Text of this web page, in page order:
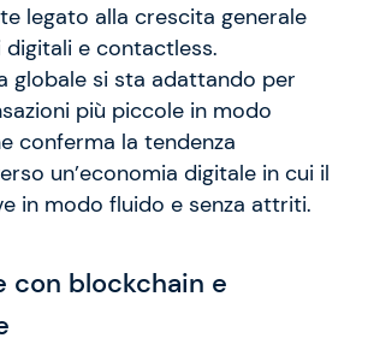
legato alla crescita generale
e contactless.
globale si sta adattando per
più piccole in modo
conferma la tendenza
un’economia digitale in cui il
in modo fluido e senza attriti.
con blockchain e